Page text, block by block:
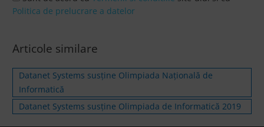
Politica de prelucrare a datelor
Articole similare
Datanet Systems susține Olimpiada Națională de
Informatică
Datanet Systems susţine Olimpiada de Informatică 2019